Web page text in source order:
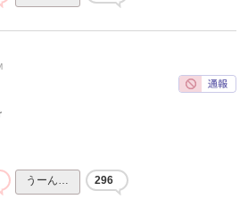
うーん… 296